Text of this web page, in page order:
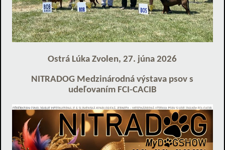
Ostrá Lúka Zvolen, 27. júna 2026
NITRADOG Medzinárodná výstava psov s
udeľovaním FCI-CACIB